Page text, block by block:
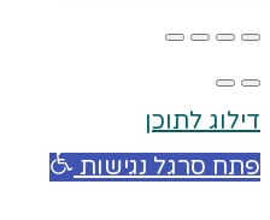
דילוג לתוכן
פתח סרגל נגישות